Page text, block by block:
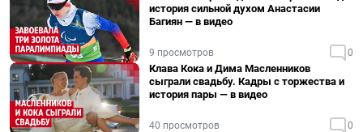
история сильной духом Анастасии
Багиян — в видео
9 просмотров 0
Клава Кока и Дима Масленников
сыграли свадьбу. Кадры с торжества и
история пары — в видео
40 просмотров 0